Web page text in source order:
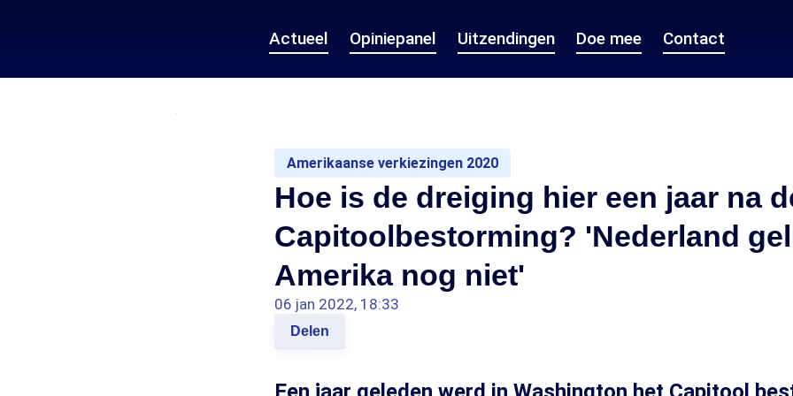
Actueel Opiniepanel Uitzendingen Doe mee Contact
Amerikaanse verkiezingen 2020
Hoe is de dreiging hier een jaar na
Capitoolbestorming? 'Nederland
Amerika nog niet'
06 jan 2022, 18:33
Delen